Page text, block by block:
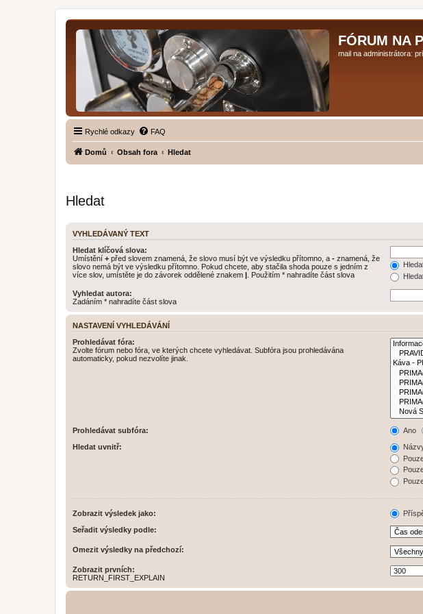
FÓRUM NA
mail na administrátora:
Rychlé odkazy FAQ
Domů Obsah fora Hledat
Hledat
VYHLEDÁVANÝ TEXT
Hledat klíčová slova:
Umístění + před slovem znamená, že slovo musí být ve výsledku přítomno, a - znamená, že
slovo nemá být ve výsledku přítomno. Pokud chcete, aby stačila shoda pouze s jedním z
více slov, umístěte je do závorek oddělené znakem
. Použitím * nahradíte část slova
Vyhledat autora:
Zadáním * nahradíte část slova
NASTAVENÍ VYHLEDÁVÁNÍ
Prohledávat fóra:
Zvolte fórum nebo fóra, ve kterých chcete vyhledávat. Subfóra jsou prohledávána
automaticky, pokud nezvolíte jinak.
Prohledávat subfóra: Ano
Hledat uvnitř:
Zobrazit výsledek jako:
Seřadit výsledky podle:
Omezit výsledky na předchozí:
Zobrazit prvních:
RETURN_FIRST_EXPLAIN